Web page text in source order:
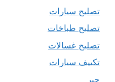
تصليح سيارات
تصليح طباخات
تصليح غسالات
تكييف سيارات
حبر